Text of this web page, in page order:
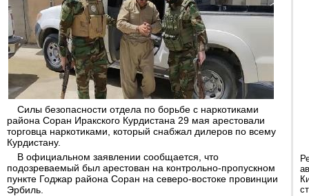
Силы безопасности отдела по борьбе с наркотиками
района Соран Иракского Курдистана 29 мая арестовали
торговца наркотиками, который снабжал дилеров по всему
Курдистану.
В официальном заявлении сообщается, что
подозреваемый был арестован на контрольно-пропускном
пункте Годжар района Соран на северо-востоке провинции
Эрбиль.